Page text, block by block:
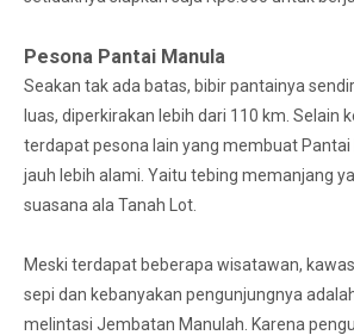
Pesona Pantai Manula
Seakan tak ada batas, bibir pantainya
luas, diperkirakan lebih dari 110 km. Selain
terdapat pesona lain yang membuat Pantai
jauh lebih alami. Yaitu tebing memanjang
suasana ala Tanah Lot.
Meski terdapat beberapa wisatawan,
sepi dan kebanyakan pengunjungnya
melintasi Jembatan Manulah. Karena